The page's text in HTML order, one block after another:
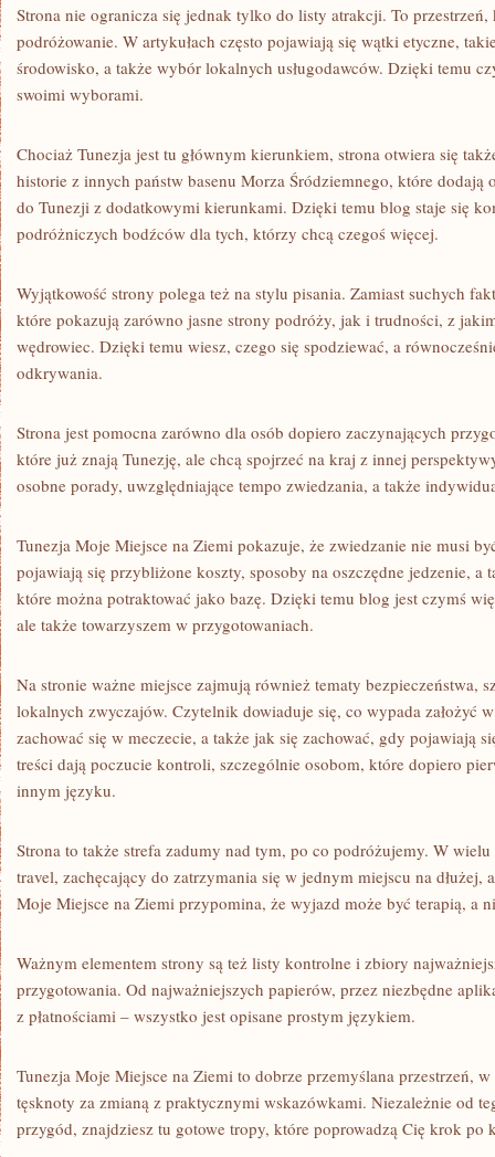
Strona nie ogranicza się jednak tylko do listy atrakcji. To
podróżowanie. W artykułach często pojawiają się wątki etyczne,
środowisko, a także wybór lokalnych usługodawców. Dzięki temu
swoimi wyborami.
Chociaż Tunezja jest tu głównym kierunkiem, strona otwiera się
historie z innych państw basenu Morza Śródziemnego, które dodają
do Tunezji z dodatkowymi kierunkami. Dzięki temu blog staje się
podróżniczych bodźców dla tych, którzy chcą czegoś więcej.
Wyjątkowość strony polega też na stylu pisania. Zamiast suchych
które pokazują zarówno jasne strony podróży, jak i trudności, z
wędrowiec. Dzięki temu wiesz, czego się spodziewać, a
odkrywania.
Strona jest pomocna zarówno dla osób dopiero zaczynających
które już znają Tunezję, ale chcą spojrzeć na kraj z innej
osobne porady, uwzględniające tempo zwiedzania, a także
Tunezja Moje Miejsce na Ziemi pokazuje, że zwiedzanie nie musi
pojawiają się przybliżone koszty, sposoby na oszczędne jedzenie, a
które można potraktować jako bazę. Dzięki temu blog jest czymś
ale także towarzyszem w przygotowaniach.
Na stronie ważne miejsce zajmują również tematy bezpieczeństwa,
lokalnych zwyczajów. Czytelnik dowiaduje się, co wypada założyć
zachować się w meczecie, a także jak się zachować, gdy pojawiają
treści dają poczucie kontroli, szczególnie osobom, które dopiero
innym języku.
Strona to także strefa zadumy nad tym, po co podróżujemy. W
travel, zachęcający do zatrzymania się w jednym miejscu na dłużej,
Moje Miejsce na Ziemi przypomina, że wyjazd może być terapią, a
Ważnym elementem strony są też listy kontrolne i zbiory
przygotowania. Od najważniejszych papierów, przez niezbędne
z płatnościami – wszystko jest opisane prostym językiem.
Tunezja Moje Miejsce na Ziemi to dobrze przemyślana przestrzeń,
tęsknoty za zmianą z praktycznymi wskazówkami. Niezależnie od
przygód, znajdziesz tu gotowe tropy, które poprowadzą Cię krok po